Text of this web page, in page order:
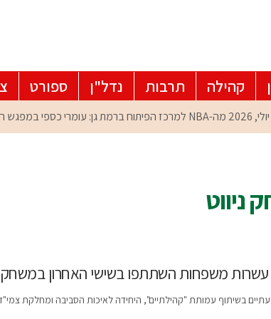
קהילה תרבות נדל"ן ספורט
מה-NBA למרכז הפיתוח ברמת גן: עומרי כספי במפגש הוקרה מיוחד
ניווט
משפחות השתתפו בשישי האחרון במשחק
בשיתוף עמותת "קהילתיים", היחידה לאיכות הסביבה ומחלקת צמי"ד